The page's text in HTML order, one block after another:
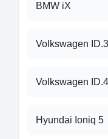
BMW iX
Volkswagen ID.3
Volkswagen ID.4
Hyundai Ioniq 5